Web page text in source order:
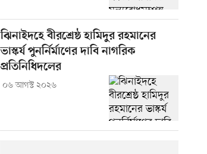
ঝিনাইদহে বীরশ্রেষ্ঠ হামিদুর রহমানের
ভাস্কর্য পুনর্নির্মাণের দাবি নাগরিক
প্রতিনিধিদলের
০৬ আগস্ট ২০২৬